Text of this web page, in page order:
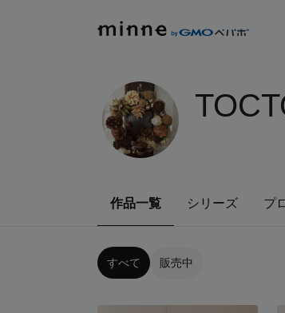
作品一覧 シリーズ プ
すべて 販売中